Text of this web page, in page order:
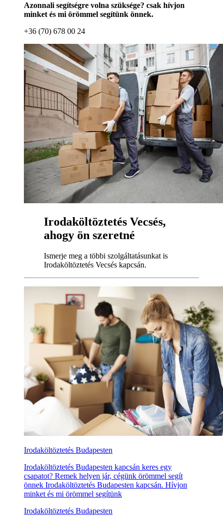
Azonnali segítségre volna szüksége? csak hívjon
minket és mi örömmel segítünk önnek.
+36 (70) 678 00 24
Irodaköltöztetés Vecsés,
ahogy ön szeretné
Ismerje meg a többi szolgáltatásunkat is
Irodaköltöztetés Vecsés kapcsán.
Irodaköltöztetés Budapesten
Irodaköltöztetés Budapesten kapcsán keres egy
csapatot? Remek helyen jár, cégünk örömmel segít
önnek Irodaköltöztetés Budapesten kapcsán. Hívjon
minket és mi örömmel segítünk
Irodaköltöztetés Budapesten